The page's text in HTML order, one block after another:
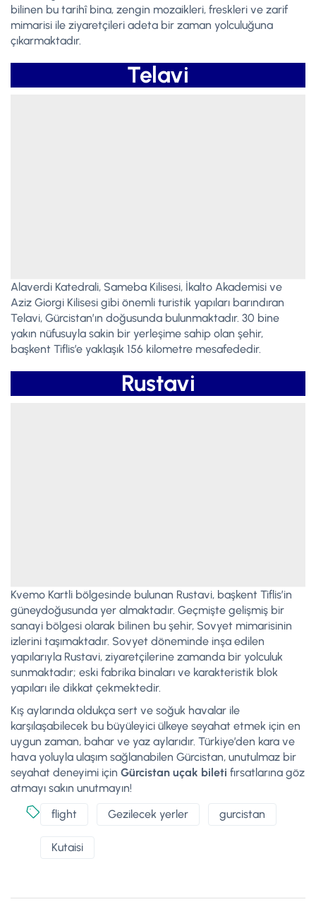
bilinen bu tarihî bina, zengin mozaikleri, freskleri ve zarif
mimarisi ile ziyaretçileri adeta bir zaman yolculuğuna
çıkarmaktadır.
Telavi
Alaverdi Katedrali, Sameba Kilisesi, İkalto Akademisi ve
Aziz Giorgi Kilisesi gibi önemli turistik yapıları barındıran
Telavi, Gürcistan’ın doğusunda bulunmaktadır. 30 bine
yakın nüfusuyla sakin bir yerleşime sahip olan şehir,
başkent Tiflis’e yaklaşık 156 kilometre mesafededir.
Rustavi
Kvemo Kartli bölgesinde bulunan Rustavi, başkent Tiflis’in
güneydoğusunda yer almaktadır. Geçmişte gelişmiş bir
sanayi bölgesi olarak bilinen bu şehir, Sovyet mimarisinin
izlerini taşımaktadır. Sovyet döneminde inşa edilen
yapılarıyla Rustavi, ziyaretçilerine zamanda bir yolculuk
sunmaktadır; eski fabrika binaları ve karakteristik blok
yapıları ile dikkat çekmektedir.
Kış aylarında oldukça sert ve soğuk havalar ile
karşılaşabilecek bu büyüleyici ülkeye seyahat etmek için en
uygun zaman, bahar ve yaz aylarıdır. Türkiye’den kara ve
hava yoluyla ulaşım sağlanabilen Gürcistan, unutulmaz bir
seyahat deneyimi için Gürcistan uçak bileti fırsatlarına göz
atmayı sakın unutmayın!
flight
Gezilecek yerler gurcistan
Kutaisi